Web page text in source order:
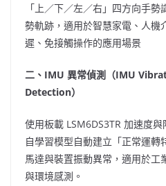
「上／下／左／右」四方向手
勢軌跡，適用於智慧家電、人機
遲、免接觸操作的應用場景
二、 IMU 異常偵測（IMU
Detection）
使用板載 LSM6DS3TR 加速度
自學習模型自動建立「正常運轉
馬達與裝置振動異常，適用於工
與環境感測。